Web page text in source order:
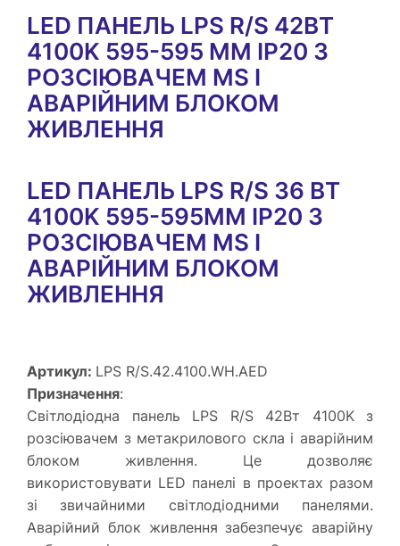
LED ПАНЕЛЬ LPS R/S 42ВТ
4100K 595-595 MM IP20 З
РОЗСІЮВАЧЕМ MS І
АВАРІЙНИМ БЛОКОМ
ЖИВЛЕННЯ
LED ПАНЕЛЬ LPS R/S 36 ВТ
4100K 595-595MM IP20 З
РОЗСІЮВАЧЕМ MS І
АВАРІЙНИМ БЛОКОМ
ЖИВЛЕННЯ
Артикул: LPS R/S.42.4100.WH.AED
Призначення:
Світлодіодна панель LPS R/S 42Вт 4100K з
розсіювачем з метакрилового скла і аварійним
блоком живлення. Це дозволяє
використовувати LED панелі в проектах разом
зі звичайними світлодіодними панелями.
Аварійний блок живлення забезпечує аварійну